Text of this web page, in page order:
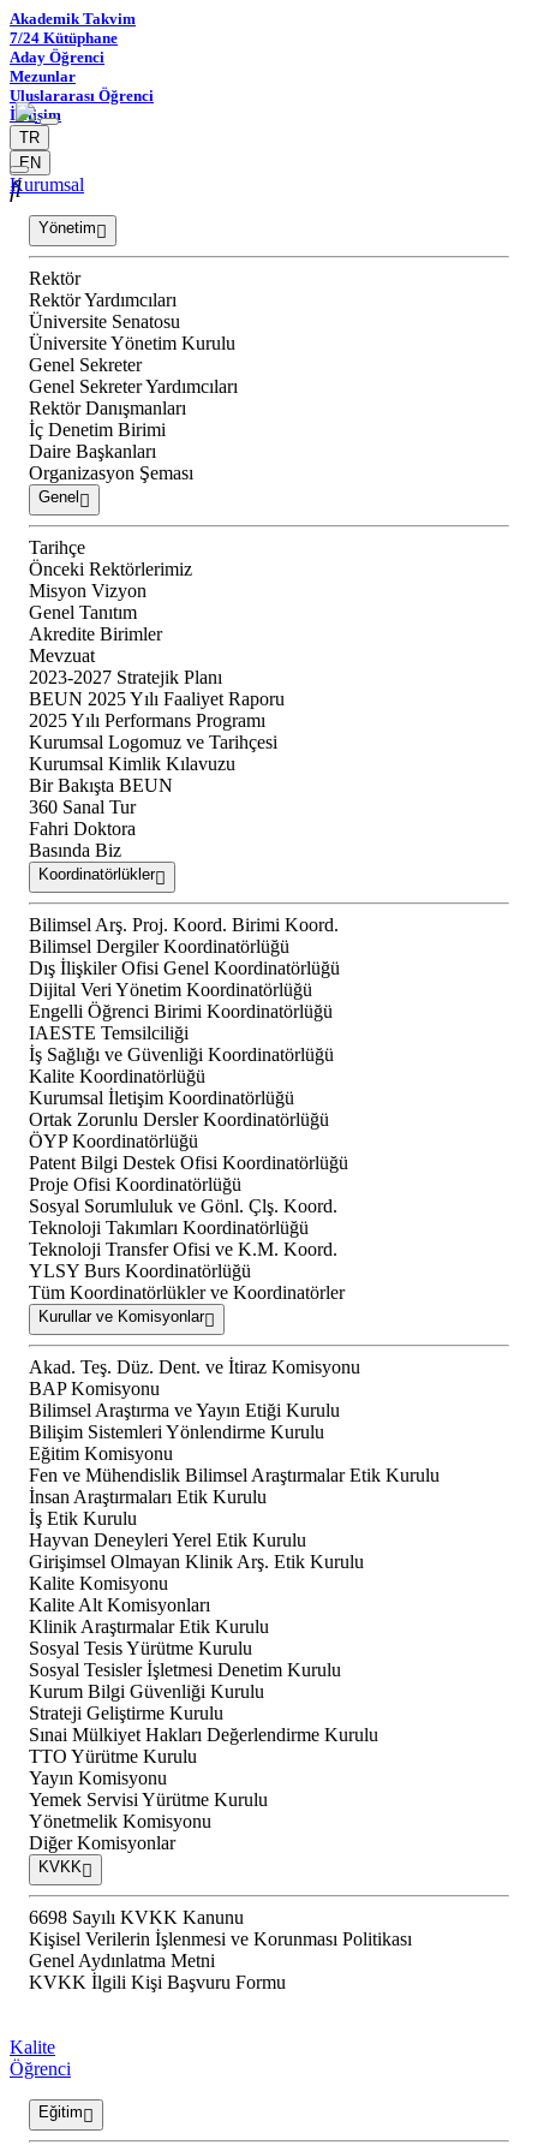
Akademik Takvim
7/24 Kütüphane
Aday Öğrenci
Mezunlar
Uluslararası Öğrenci
İletişim
TR
EN
Kurumsal
Yönetim
Rektör
Rektör Yardımcıları
Üniversite Senatosu
Üniversite Yönetim Kurulu
Genel Sekreter
Genel Sekreter Yardımcıları
Rektör Danışmanları
İç Denetim Birimi
Daire Başkanları
Organizasyon Şeması
Genel
Tarihçe
Önceki Rektörlerimiz
Misyon Vizyon
Genel Tanıtım
Akredite Birimler
Mevzuat
2023-2027 Stratejik Planı
BEUN 2025 Yılı Faaliyet Raporu
2025 Yılı Performans Programı
Kurumsal Logomuz ve Tarihçesi
Kurumsal Kimlik Kılavuzu
Bir Bakışta BEUN
360 Sanal Tur
Fahri Doktora
Basında Biz
Koordinatörlükler
Bilimsel Arş. Proj. Koord. Birimi Koord.
Bilimsel Dergiler Koordinatörlüğü
Dış İlişkiler Ofisi Genel Koordinatörlüğü
Dijital Veri Yönetim Koordinatörlüğü
Engelli Öğrenci Birimi Koordinatörlüğü
IAESTE Temsilciliği
İş Sağlığı ve Güvenliği Koordinatörlüğü
Kalite Koordinatörlüğü
Kurumsal İletişim Koordinatörlüğü
Ortak Zorunlu Dersler Koordinatörlüğü
ÖYP Koordinatörlüğü
Patent Bilgi Destek Ofisi Koordinatörlüğü
Proje Ofisi Koordinatörlüğü
Sosyal Sorumluluk ve Gönl. Çlş. Koord.
Teknoloji Takımları Koordinatörlüğü
Teknoloji Transfer Ofisi ve K.M. Koord.
YLSY Burs Koordinatörlüğü
Tüm Koordinatörlükler ve Koordinatörler
Kurullar ve Komisyonlar
Akad. Teş. Düz. Dent. ve İtiraz Komisyonu
BAP Komisyonu
Bilimsel Araştırma ve Yayın Etiği Kurulu
Bilişim Sistemleri Yönlendirme Kurulu
Eğitim Komisyonu
Fen ve Mühendislik Bilimsel Araştırmalar Etik Kurulu
İnsan Araştırmaları Etik Kurulu
İş Etik Kurulu
Hayvan Deneyleri Yerel Etik Kurulu
Girişimsel Olmayan Klinik Arş. Etik Kurulu
Kalite Komisyonu
Kalite Alt Komisyonları
Klinik Araştırmalar Etik Kurulu
Sosyal Tesis Yürütme Kurulu
Sosyal Tesisler İşletmesi Denetim Kurulu
Kurum Bilgi Güvenliği Kurulu
Strateji Geliştirme Kurulu
Sınai Mülkiyet Hakları Değerlendirme Kurulu
TTO Yürütme Kurulu
Yayın Komisyonu
Yemek Servisi Yürütme Kurulu
Yönetmelik Komisyonu
Diğer Komisyonlar
KVKK
6698 Sayılı KVKK Kanunu
Kişisel Verilerin İşlenmesi ve Korunması Politikası
Genel Aydınlatma Metni
KVKK İlgili Kişi Başvuru Formu
Kalite
Öğrenci
Eğitim